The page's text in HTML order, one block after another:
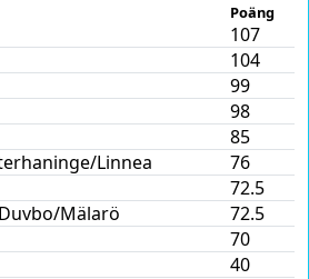
Poäng
107
104
99
98
85
Linnea
76
72.5
Mälarö
72.5
70
40